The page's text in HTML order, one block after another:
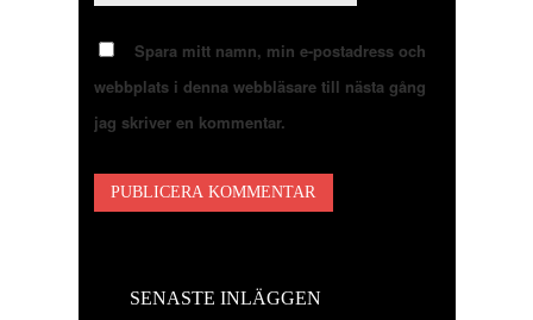
Spara mitt namn, min e-postadress och
webbplats i denna webbläsare till nästa gång
jag skriver en kommentar.
SENASTE INLÄGGEN